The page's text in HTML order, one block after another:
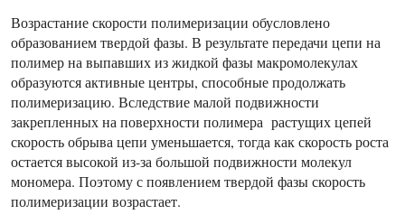
Возрастание скорости полимеризации обусловлено
образованием твердой фазы. В результате передачи цепи на
полимер на выпавших из жидкой фазы макромолекулах
образуются активные центры, способные продолжать
полимеризацию. Вследствие малой подвижности
закрепленных на поверхности полимера растущих цепей
скорость обрыва цепи уменьшается, тогда как скорость роста
остается высокой из-за большой подвижности молекул
мономера. Поэтому с появлением твердой фазы скорость
полимеризации возрастает.